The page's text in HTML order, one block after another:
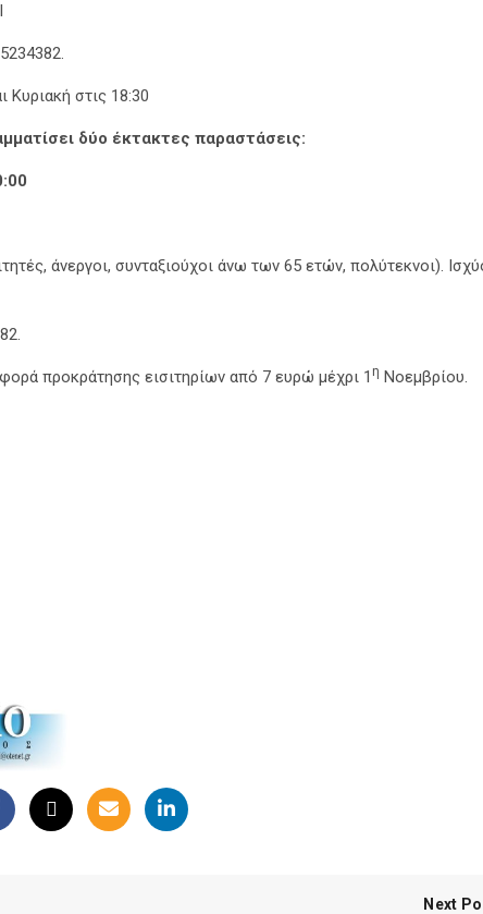
Κυριακή στις 18:30
δύο έκτακτες παραστάσεις:
άνεργοι, συνταξιούχοι άνω των 65 ετών, πολύτεκνοι).
προκράτησης εισιτηρίων από 7 ευρώ μέχρι 1 η Νοεμβρίου.
Next